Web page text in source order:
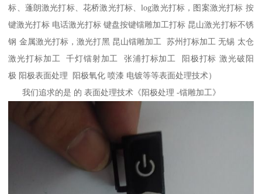
标、蓬朗激光打标、花桥激光打标、log激光打标，图案激光打标 按
键激光打标 电话激光打标 键盘按键镭雕加工打标 昆山激光打标不锈
钢 金属激光打标，激光打黑 昆山镭雕加工 苏州打标加工 无锡 太仓
激光打标加工 千灯镭射加工 张浦打标加工 阳极打标 激光破阳
极 阳极表面处理 阳极氧化 喷漆 电镀等等表面处理技术）
我们追求的是 的 表面处理技术《阳极处理 -镭雕加工》